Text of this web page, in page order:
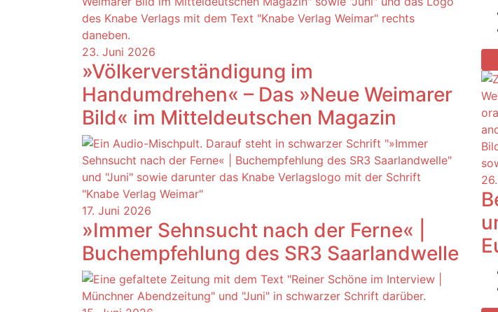
23. Juni 2026
»Völkerverständigung im
Handumdrehen« – Das »Neue Weimarer
Bild« im Mitteldeutschen Magazin
17. Juni 2026
»Immer Sehnsucht nach der Ferne« |
Buchempfehlung des SR3 Saarlandwelle